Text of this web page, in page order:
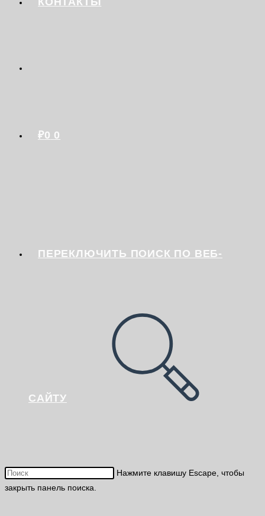
₽0 0
ПЕРЕКЛЮЧИТЬ ПОИСК ПО ВЕБ-
САЙТУ
Нажмите клавишу Escape, чтобы
закрыть панель поиска.